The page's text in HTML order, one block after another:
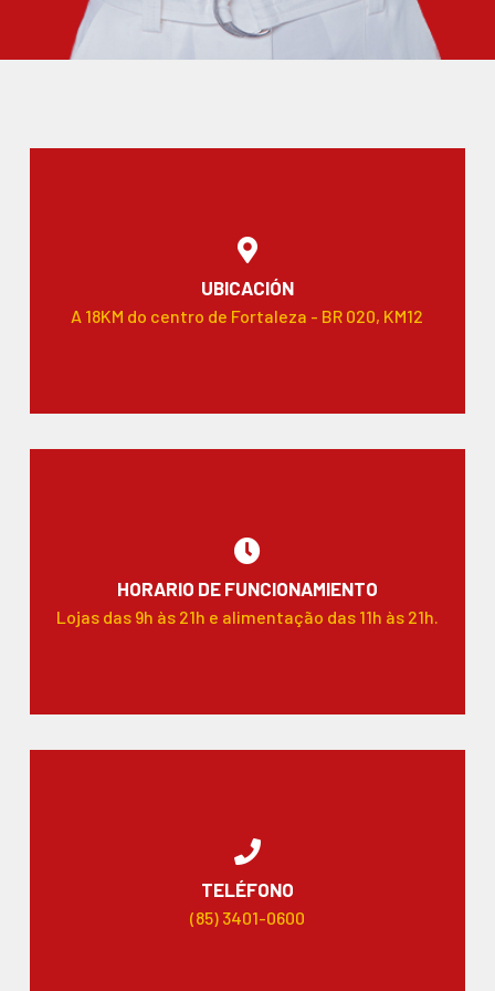
UBICACIÓN
A 18KM do centro de Fortaleza - BR 020, KM12
HORARIO DE FUNCIONAMIENTO
Lojas das 9h às 21h e alimentação das 11h às 21h.
TELÉFONO
(85) 3401-0600